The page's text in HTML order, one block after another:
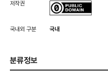
저작권
국내외 구분 국내
분류정보